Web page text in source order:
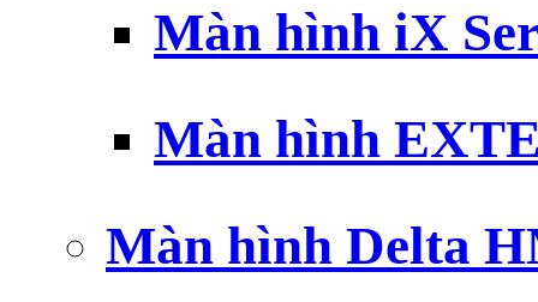
Màn hình iX
Màn hình
Màn hình Delta